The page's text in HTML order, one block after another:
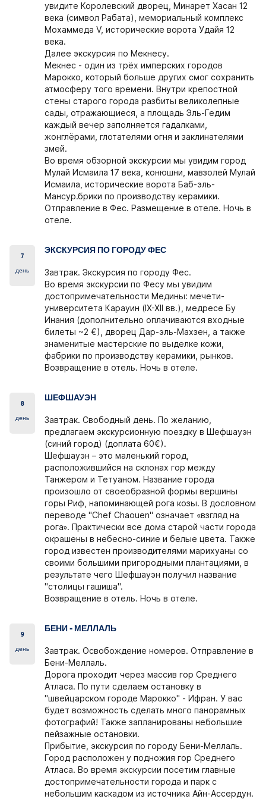
увидите Королевский дворец, Минарет Хасан 12
века (символ Рабата), мемориальный комплекс
Мохаммеда V, исторические ворота Удайя 12
века.
Далее экскурсия по Мекнесу.
Мекнес - один из трёх имперских городов
Марокко, который больше других смог сохранить
атмосферу того времени. Внутри крепостной
стены старого города разбиты великолепные
сады, отражающиеся, а площадь Эль-Гедим
каждый вечер заполняется гадалками,
жонглёрами, глотателями огня и заклинателями
змей.
Во время обзорной экскурсии мы увидим город
Мулай Исмаила 17 века, конюшни, мавзолей Мулай
Исмаила, исторические ворота Баб-эль-
Мансур.брики по производству керамики.
Отправление в Фес. Размещение в отеле. Ночь в
отеле.
7
день
ЭКСКУРСИЯ ПО ГОРОДУ ФЕС
Завтрак. Экскурсия по городу Фес.
Во время экскурсии по Фесу мы увидим
достопримечательности Медины: мечети-
университета Карауин (IX-XII вв.), медресе Бу
Инания (дополнительно оплачиваются входные
билеты ~2 €), дворец Дар-эль-Махзен, а также
знаменитые мастерские по выделке кожи,
фабрики по производству керамики, рынков.
Возвращение в отель. Ночь в отеле.
8
день
ШЕФШАУЭН
Завтрак. Свободный день. По желанию,
предлагаем экскурсионную поездку в Шефшауэн
(синий город) (доплата 60€).
Шефшауэн – это маленький город,
расположившийся на склонах гор между
Танжером и Тетуаном. Название города
произошло от своеобразной формы вершины
горы Риф, напоминающей рога козы. В дословном
переводе "Сhef Chaouen" означает «взгляд на
рога». Практически все дома старой части города
окрашены в небесно-синие и белые цвета. Также
город известен производителями марихуаны со
своими большими пригородными плантациями, в
результате чего Шефшауэн получил название
"столицы гашиша".
Возвращение в отель. Ночь в отеле.
9
день
БЕНИ - МЕЛЛАЛЬ
Завтрак. Освобождение номеров. Отправление в
Бени-Меллаль.
Дорога проходит через массив гор Среднего
Атласа. По пути сделаем остановку в
"швейцарском городе Марокко" - Ифран. У вас
будет возможность сделать много панорамных
фотографий! Также запланированы небольшие
пейзажные остановки.
Прибытие, экскурсия по городу Бени-Меллаль.
Город расположен у подножия гор Среднего
Атласа. Во время экскурсии посетим главные
достопримечательности города и парк с
небольшим каскадом из источника Айн-Ассердун.